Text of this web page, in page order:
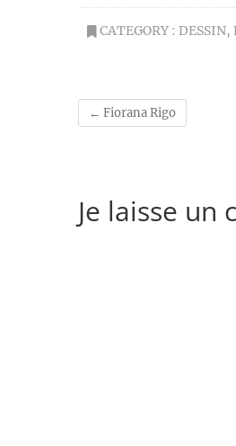
CATEGORY : DESSIN,
← Fiorana Rigo
Je laisse un